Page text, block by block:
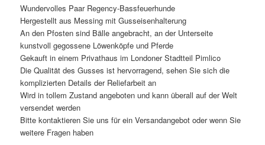
Wundervolles Paar Regency-Bassfeuerhunde
Hergestellt aus Messing mit Gusseisenhalterung
An den Pfosten sind Bälle angebracht, an der Unterseite
kunstvoll gegossene Löwenköpfe und Pferde
Gekauft in einem Privathaus im Londoner Stadtteil Pimlico
Die Qualität des Gusses ist hervorragend, sehen Sie sich die
komplizierten Details der Reliefarbeit an
Wird in tollem Zustand angeboten und kann überall auf der Welt
versendet werden
Bitte kontaktieren Sie uns für ein Versandangebot oder wenn Sie
weitere Fragen haben